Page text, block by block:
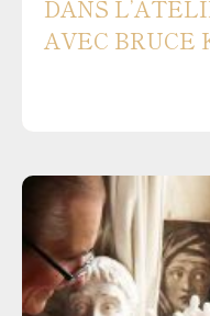
DANS
AVEC BRUCE